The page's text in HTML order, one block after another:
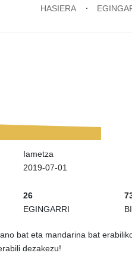
HASIERA
Iametza
2019-07-01
26
EGINGARRI
bat eta mandarina bat
dezakezu!